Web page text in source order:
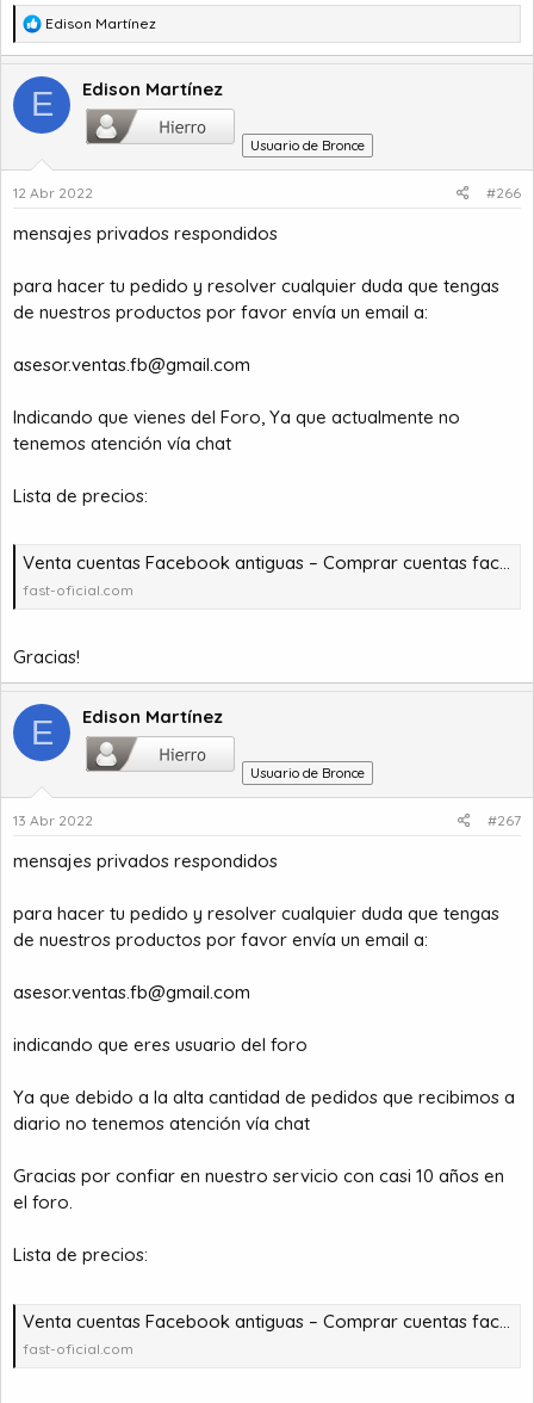
R
e
c
i
n
e
:
Edison Martínez
E Edison Martínez
Usuario de Bronce
12 Abr 2022 #266
mensajes privados respondidos
para hacer tu pedido y resolver cualquier duda que tengas
de nuestros productos por favor envía un email a:
asesor.ventas.fb@gmail.com
Indicando que vienes del Foro, Ya que actualmente no
tenemos atención vía chat
Lista de precios:
Venta cuentas Facebook antiguas – Comprar cuentas facebook – comprar cuentas facebook – comprar cuentas gmail
fast-oficial.com
Gracias!
E Edison Martínez
Usuario de Bronce
13 Abr 2022 #267
mensajes privados respondidos
para hacer tu pedido y resolver cualquier duda que tengas
de nuestros productos por favor envía un email a:
asesor.ventas.fb@gmail.com
indicando que eres usuario del foro
Ya que debido a la alta cantidad de pedidos que recibimos a
diario no tenemos atención vía chat
Gracias por confiar en nuestro servicio con casi 10 años en
el foro.
Lista de precios:
Venta cuentas Facebook antiguas – Comprar cuentas facebook – comprar cuentas facebook – comprar cuentas gmail
fast-oficial.com